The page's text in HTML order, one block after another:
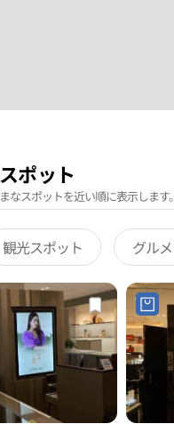
ポット
なスポットを近い順に表示します。
観光スポット グルメ